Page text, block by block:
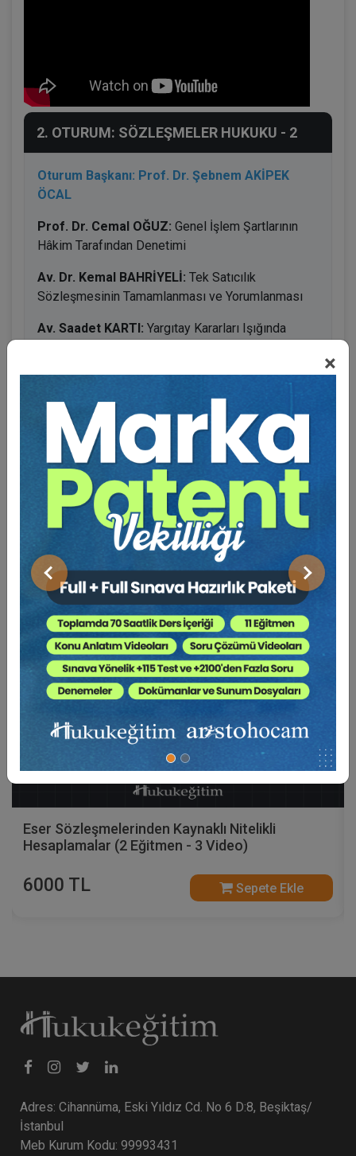
×
Önceki Sonraki
2. OTURUM: SÖZLEŞMELER HUKUKU - 2
Oturum Başkanı: Prof. Dr. Şebnem AKİPEK
ÖCAL
Prof. Dr. Cemal OĞUZ: Genel İşlem Şartlarının
Hâkim Tarafından Denetimi
Av. Dr. Kemal BAHRİYELİ: Tek Satıcılık
Sözleşmesinin Tamamlanması ve Yorumlanması
Av. Saadet KARTI: Yargıtay Kararları Işığında
BENZER VIDEO EĞITIMLER
Video Eğitim Abonesi Ol: Sadece 5490 TL / Yıllık
Hukuk Eğitim
Eser Sözleşmelerinden Kaynaklı Nitelikli
Hesaplamalar (2 Eğitmen - 3 Video)
6000 TL Sepete Ekle
Adres: Cihannüma, Eski Yıldız Cd. No 6 D:8, Beşiktaş/
İstanbul
Meb Kurum Kodu: 99993431